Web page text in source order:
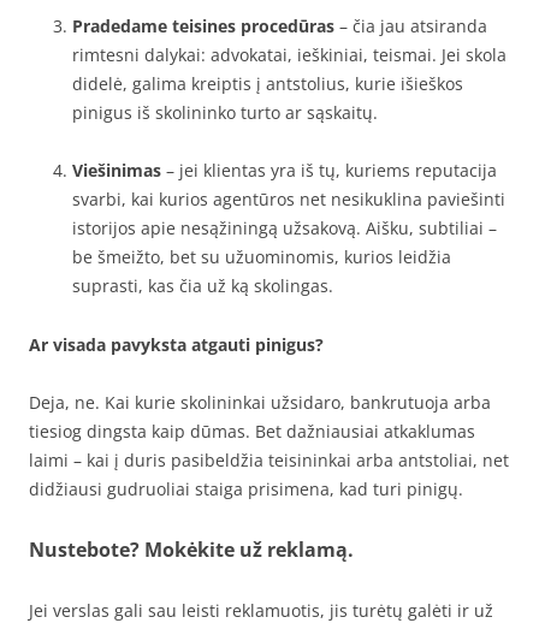
Pradedame teisines procedūras – čia jau atsiranda
rimtesni dalykai: advokatai, ieškiniai, teismai. Jei skola
didelė, galima kreiptis į antstolius, kurie išieškos
pinigus iš skolininko turto ar sąskaitų.
Viešinimas – jei klientas yra iš tų, kuriems reputacija
svarbi, kai kurios agentūros net nesikuklina paviešinti
istorijos apie nesąžiningą užsakovą. Aišku, subtiliai –
be šmeižto, bet su užuominomis, kurios leidžia
suprasti, kas čia už ką skolingas.
Ar visada pavyksta atgauti pinigus?
Deja, ne. Kai kurie skolininkai užsidaro, bankrutuoja arba
tiesiog dingsta kaip dūmas. Bet dažniausiai atkaklumas
laimi – kai į duris pasibeldžia teisininkai arba antstoliai, net
didžiausi gudruoliai staiga prisimena, kad turi pinigų.
Nustebote? Mokėkite už reklamą.
Jei verslas gali sau leisti reklamuotis, jis turėtų galėti ir už